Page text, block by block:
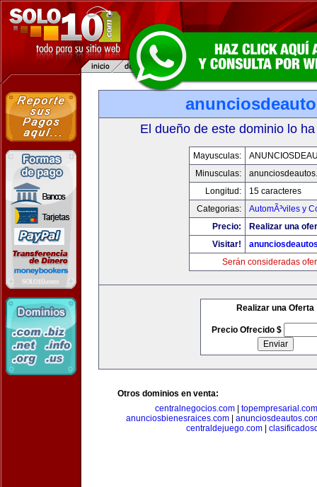
El dueño de este dominio lo
Mayusculas:
Minusculas:
Longitud:
15 caracteres
Categorias:
AutomÃ³viles y
Precio:
Realizar una
Visitar!
Serán consideradas
Realizar una Oferta
Precio Ofrecido $
Otros dominios en venta:
centralnegocios.com| topempresarial.com
anunciosbienesraices.com|
centraldejuego.com|